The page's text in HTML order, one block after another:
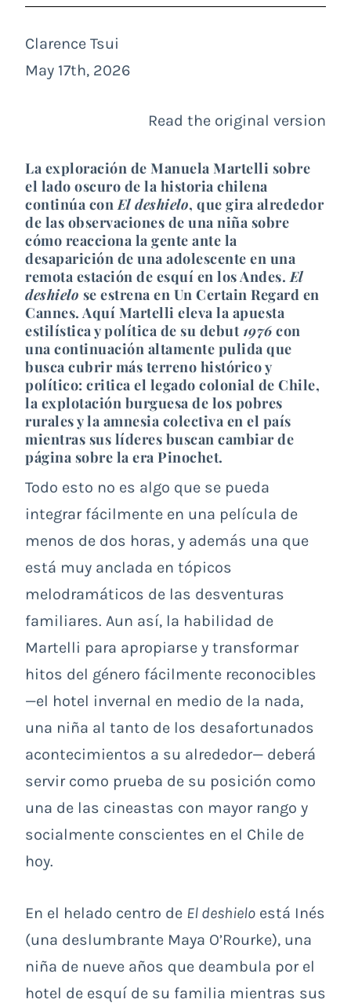
Clarence Tsui
May 17th, 2026
Read the original version
La exploración de Manuela Martelli sobre
el lado oscuro de la historia chilena
continúa conEl deshielo, que gira alrededor
de las observaciones de una niña sobre
cómo reacciona la gente ante la
desaparición de una adolescente en una
remota estación de esquí en los Andes.El
deshielo se estrena en Un Certain Regard en
Cannes. Aquí Martelli eleva la apuesta
estilística y política de su debut 1976 con
una continuación altamente pulida que
busca cubrir más terreno histórico y
político: critica el legado colonial de Chile,
la explotación burguesa de los pobres
rurales y la amnesia colectiva en el país
mientras sus líderes buscan cambiar de
página sobre la era Pinochet.
Todo esto no es algo que se pueda
integrar fácilmente en una película de
menos de dos horas, y además una que
está muy anclada en tópicos
melodramáticos de las desventuras
familiares. Aun así, la habilidad de
Martelli para apropiarse y transformar
hitos del género fácilmente reconocibles
—el hotel invernal en medio de la nada,
una niña al tanto de los desafortunados
acontecimientos a su alrededor— deberá
servir como prueba de su posición como
una de las cineastas con mayor rango y
socialmente conscientes en el Chile de
hoy.
En el helado centro de El deshielo está Inés
(una deslumbrante Maya O’Rourke), una
niña de nueve años que deambula por el
hotel de esquí de su familia mientras sus